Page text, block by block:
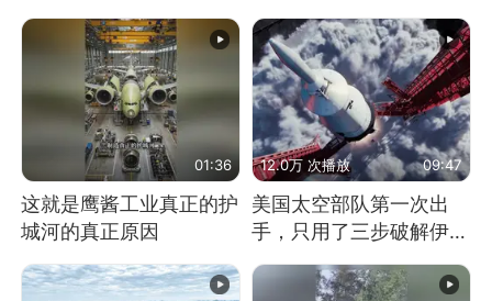
始？
硬起来了？
01:36
这就是鹰酱工业真正的护
城河的真正原因
12.0万 次播放 09:47
美国太空部队第一次出
手，只用了三步破解伊朗